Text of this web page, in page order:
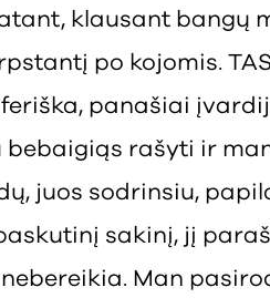
klausant bangų
po kojomis. TAS
panašiai
rašyti ir
juos sodrinsiu,
sakinį, jį
Man